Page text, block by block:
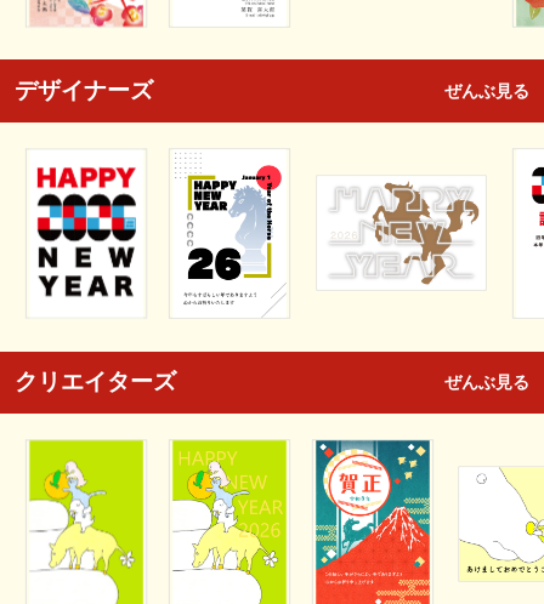
デザイナーズ ぜんぶ見る
クリエイターズ ぜんぶ見る